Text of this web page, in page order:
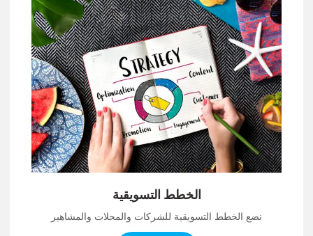
الخطط التسويقية
نضع الخطط التسويقية للشركات والمحلات والمشاهير